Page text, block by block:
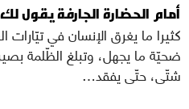
أمام الحضارة الجارفة
كثيرا ما يغرق الإنسان في تيّارات
ضحيّة ما يجهل، وتبلغ الظّلمة
شتّى، حتّى يفقد…